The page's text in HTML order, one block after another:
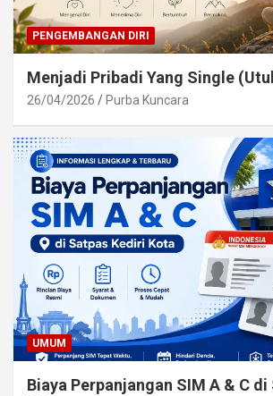
PENGEMBANGAN DIRI
Menjadi Pribadi Yang Single
26/04/2026 Purba Kuncara
UMUM
Biaya Perpanjangan SIM A & C